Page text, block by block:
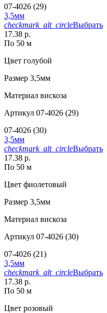
07-4026 (29)
3,5мм
checkmark_alt_circleВыбрать
17.38 р.
По 50 м
Цвет голубой
Размер 3,5мм
Материал вискоза
Артикул 07-4026 (29)
07-4026 (30)
3,5мм
checkmark_alt_circleВыбрать
17.38 р.
По 50 м
Цвет фиолетовый
Размер 3,5мм
Материал вискоза
Артикул 07-4026 (30)
07-4026 (21)
3,5мм
checkmark_alt_circleВыбрать
17.38 р.
По 50 м
Цвет розовый